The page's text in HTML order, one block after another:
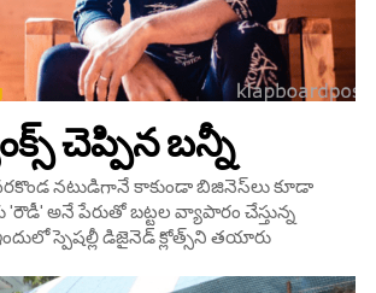
చెప్పిన బన్నీ
నటుడిగానే కాకుండా బిజినెస్‌లు కూడా
'రౌడీ' అనే పేరుతో బట్టల వ్యాపారం చేస్తున్న
స్పెషల్లీ డిజైనెడ్ క్లోత్స్‌ని త‌యారు